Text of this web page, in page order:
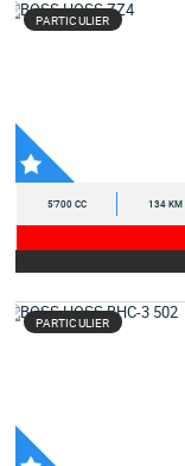
PARTICULIER
5'700 CC 134 KM
PARTICULIER